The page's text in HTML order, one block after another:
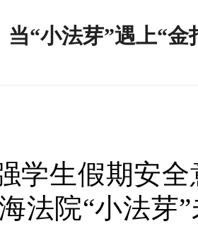
当“小法芽”遇上“
学生假期安
法院“小法芽